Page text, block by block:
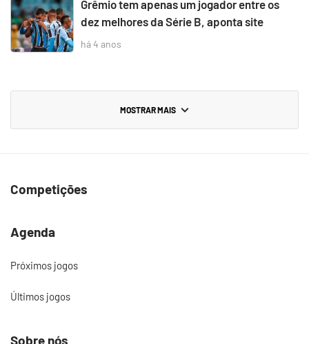
Grêmio tem apenas um jogador entre os
dez melhores da Série B, aponta site
há 4 anos
MOSTRAR MAIS
Competições
Agenda
Próximos jogos
Últimos jogos
Sobre nós